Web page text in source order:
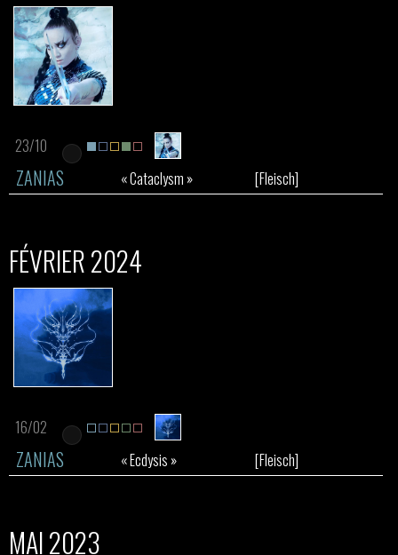
23/10
ZANIAS « Cataclysm » [Fleisch]
FÉVRIER 2024
16/02
ZANIAS « Ecdysis » [Fleisch]
MAI 2023